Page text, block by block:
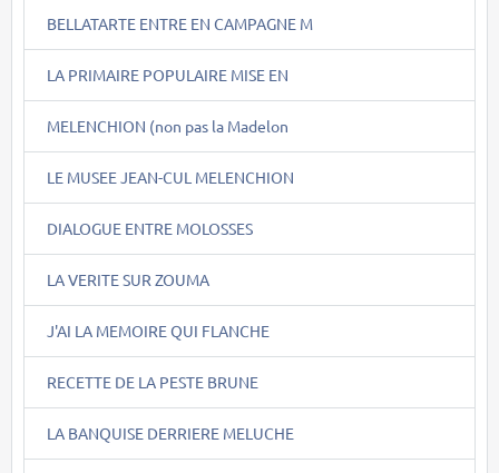
BELLATARTE ENTRE EN CAMPAGNE M
LA PRIMAIRE POPULAIRE MISE EN
MELENCHION (non pas la Madelon
LE MUSEE JEAN-CUL MELENCHION
DIALOGUE ENTRE MOLOSSES
LA VERITE SUR ZOUMA
J'AI LA MEMOIRE QUI FLANCHE
RECETTE DE LA PESTE BRUNE
LA BANQUISE DERRIERE MELUCHE